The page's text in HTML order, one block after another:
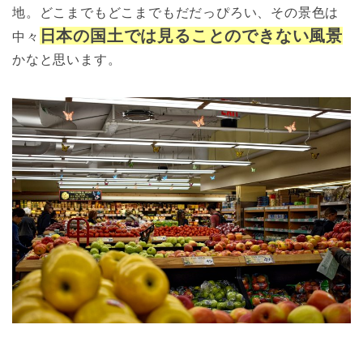
地。どこまでもどこまでもだだっぴろい、その景色は
中々 日本の国土では見ることのできない風景
かなと思います。